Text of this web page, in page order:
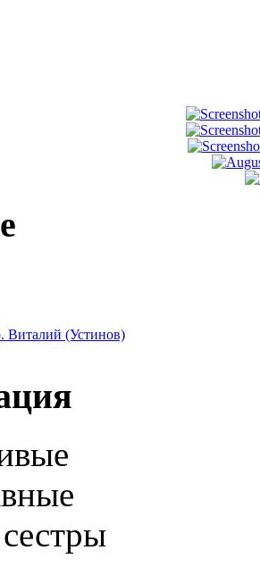
Виталий (Устинов)